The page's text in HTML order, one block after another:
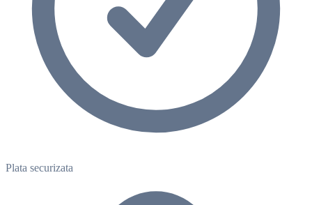
Plata securizata